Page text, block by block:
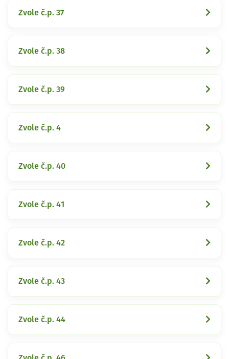
Zvole č.p. 37
Zvole č.p. 38
Zvole č.p. 39
Zvole č.p. 4
Zvole č.p. 40
Zvole č.p. 41
Zvole č.p. 42
Zvole č.p. 43
Zvole č.p. 44